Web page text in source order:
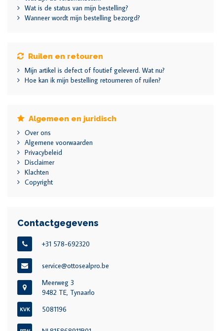
Wat is de status van mijn bestelling?
Wanneer wordt mijn bestelling bezorgd?
Ruilen en retouren
Mijn artikel is defect of foutief geleverd. Wat nu?
Hoe kan ik mijn bestelling retourneren of ruilen?
Algemeen en juridisch
Over ons
Algemene voorwaarden
Privacybeleid
Disclaimer
Klachten
Copyright
Contactgegevens
+31 578-692320
service@ottosealpro.be
Meerweg 3
9482 TE, Tynaarlo
KVK 5081196